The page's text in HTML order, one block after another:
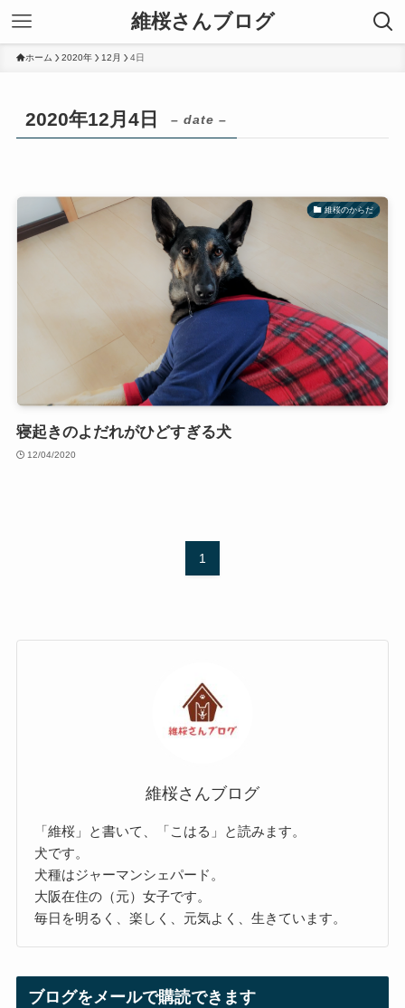
維桜さんブログ
ホーム 2020年 12月 4日
2020年12月4日 – date –
維桜のからだ
寝起きのよだれがひどすぎる犬
12/04/2020
1
維桜さんブログ
「維桜」と書いて、「こはる」と読みます。
犬です。
犬種はジャーマンシェパード。
大阪在住の（元）女子です。
毎日を明るく、楽しく、元気よく、生きています。
ブログをメールで購読できます